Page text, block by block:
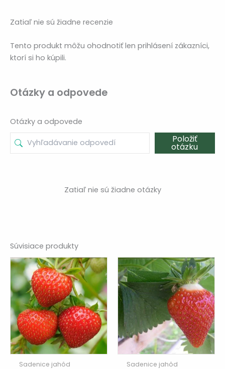
Zatiaľ nie sú žiadne recenzie
Tento produkt môžu ohodnotiť len prihlásení zákazníci,
ktorí si ho kúpili.
Otázky a odpovede
Otázky a odpovede
Položiť
otázku
Zatiaľ nie sú žiadne otázky
Súvisiace produkty
Sadenice jahôd Sadenice jahôd